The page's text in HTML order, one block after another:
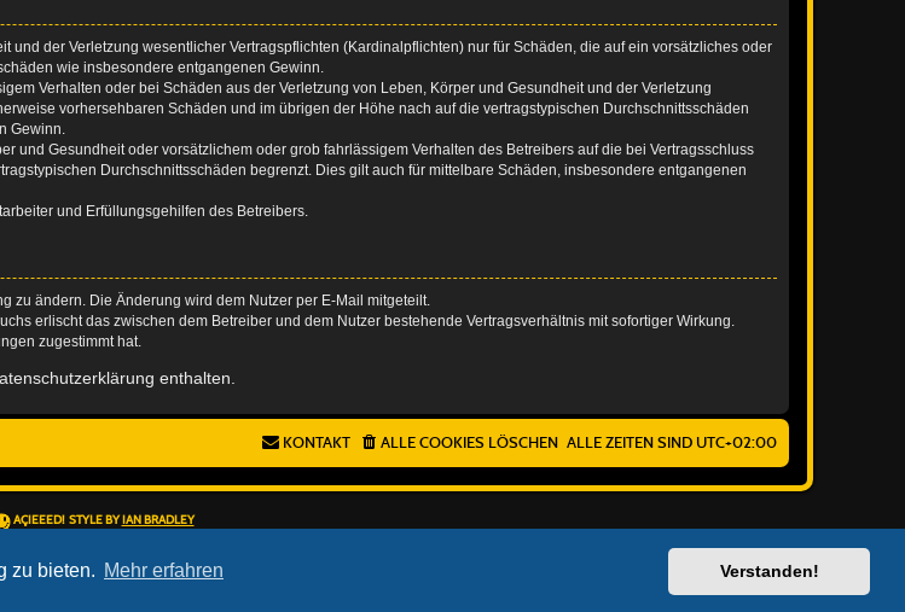
zu bieten. Mehr erfahren Verstanden!
und der Verletzung wesentlicher Vertragspflichten (Kardinalpflichten) nur für Schäden, die auf ein vorsätzliches oder
wie insbesondere entgangenen Gewinn.
Verhalten oder bei Schäden aus der Verletzung von Leben, Körper und Gesundheit und der Verletzung
vorhersehbaren Schäden und im übrigen der Höhe nach auf die vertragstypischen Durchschnittsschäden
Gewinn.
und Gesundheit oder vorsätzlichem oder grob fahrlässigem Verhalten des Betreibers auf die bei Vertragsschluss
Durchschnittsschäden begrenzt. Dies gilt auch für mittelbare Schäden, insbesondere entgangenen
und Erfüllungsgehilfen des Betreibers.
zu ändern. Die Änderung wird dem Nutzer per E-Mail mitgeteilt.
erlischt das zwischen dem Betreiber und dem Nutzer bestehende Vertragsverhältnis mit sofortiger Wirkung.
zugestimmt hat.
enthalten.
ALLE ZEITEN SIND UTC+02:00
ALLE COOKIES LÖSCHEN
KONTAKT
AÇIEEED! STYLE BY IAN BRADLEY
ÜBERSETZUNG DURCHPHPBB.DE